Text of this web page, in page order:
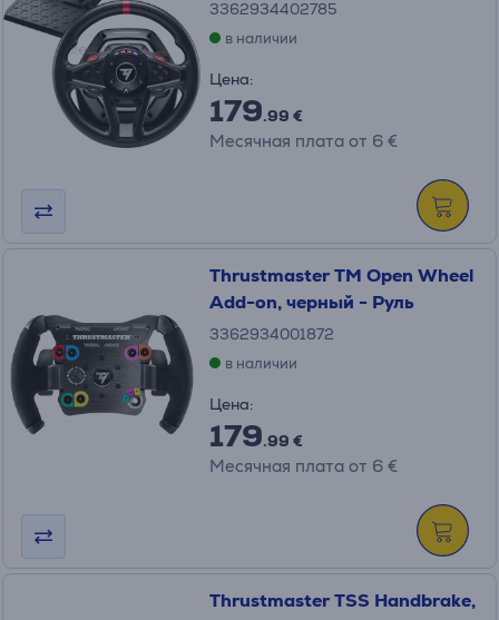
3362934402785
в наличии
Цена:
179.99 €
Месячная плата от 6 €
Thrustmaster TM Open Wheel
Add-on, черный - Руль
3362934001872
в наличии
Цена:
179.99 €
Месячная плата от 6 €
Thrustmaster TSS Handbrake,